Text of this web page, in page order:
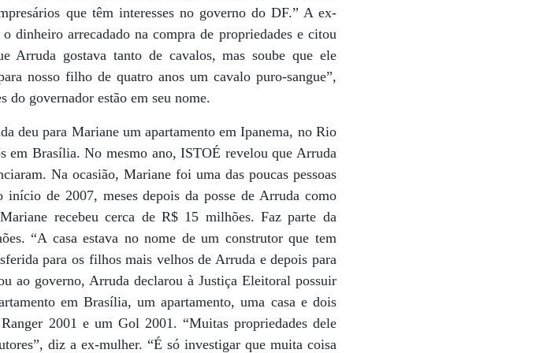
que têm interesses no governo do DF.” A ex-
dinheiro arrecadado na compra de propriedades e citou
Arruda gostava tanto de cavalos, mas soube que ele
nosso filho de quatro anos um cavalo puro-sangue”,
do governador estão em seu nome.
deu para Mariane um apartamento em Ipanema, no Rio
em Brasília. No mesmo ano, ISTOÉ revelou que Arruda
Na ocasião, Mariane foi uma das poucas pessoas
de 2007, meses depois da posse de Arruda como
recebeu cerca de R$ 15 milhões. Faz parte da
“A casa estava no nome de um construtor que tem
para os filhos mais velhos de Arruda e depois para
ao governo, Arruda declarou à Justiça Eleitoral possuir
em Brasília, um apartamento, uma casa e dois
2001 e um Gol 2001. “Muitas propriedades dele
diz a ex-mulher. “É só investigar que muita coisa